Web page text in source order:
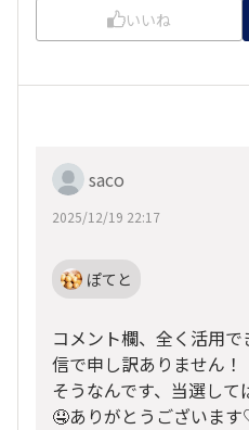
いいね
saco
2025/12/19 22:17
ぽてと
コメント欄、全く活用
信で申し訳ありません！
そうなんです、当選し
🤤ありがとうございま